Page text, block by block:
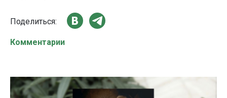
Поделиться:
Комментарии